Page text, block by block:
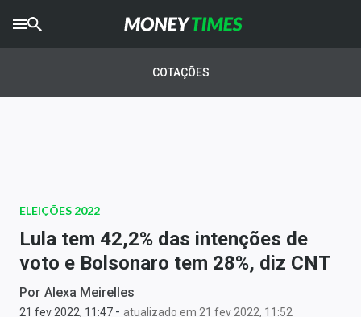
AGROTIMES
Newsletters
Money Trader
Anuncie
COTAÇÕES
ELEIÇÕES 2022
Lula tem 42,2% das intenções de
voto e Bolsonaro tem 28%, diz CNT
Por Alexa Meirelles
21 fev 2022, 11:47 - atualizado em 21 fev 2022, 11:52